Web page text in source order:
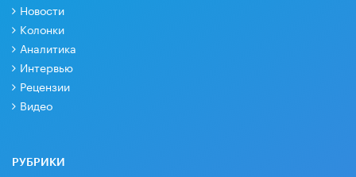
Новости
Колонки
Аналитика
Интервью
Рецензии
Видео
РУБРИКИ